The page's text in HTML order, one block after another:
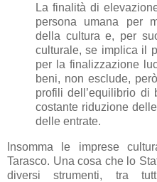
La finalità di
persona umana per
della cultura e, per
culturale, se implica il
per la finalizzazione
beni, non esclude,
profili dell’equilibrio di
costante riduzione
delle entrate.
Insomma le imprese
Tarasco. Una cosa che lo
diversi strumenti, tra